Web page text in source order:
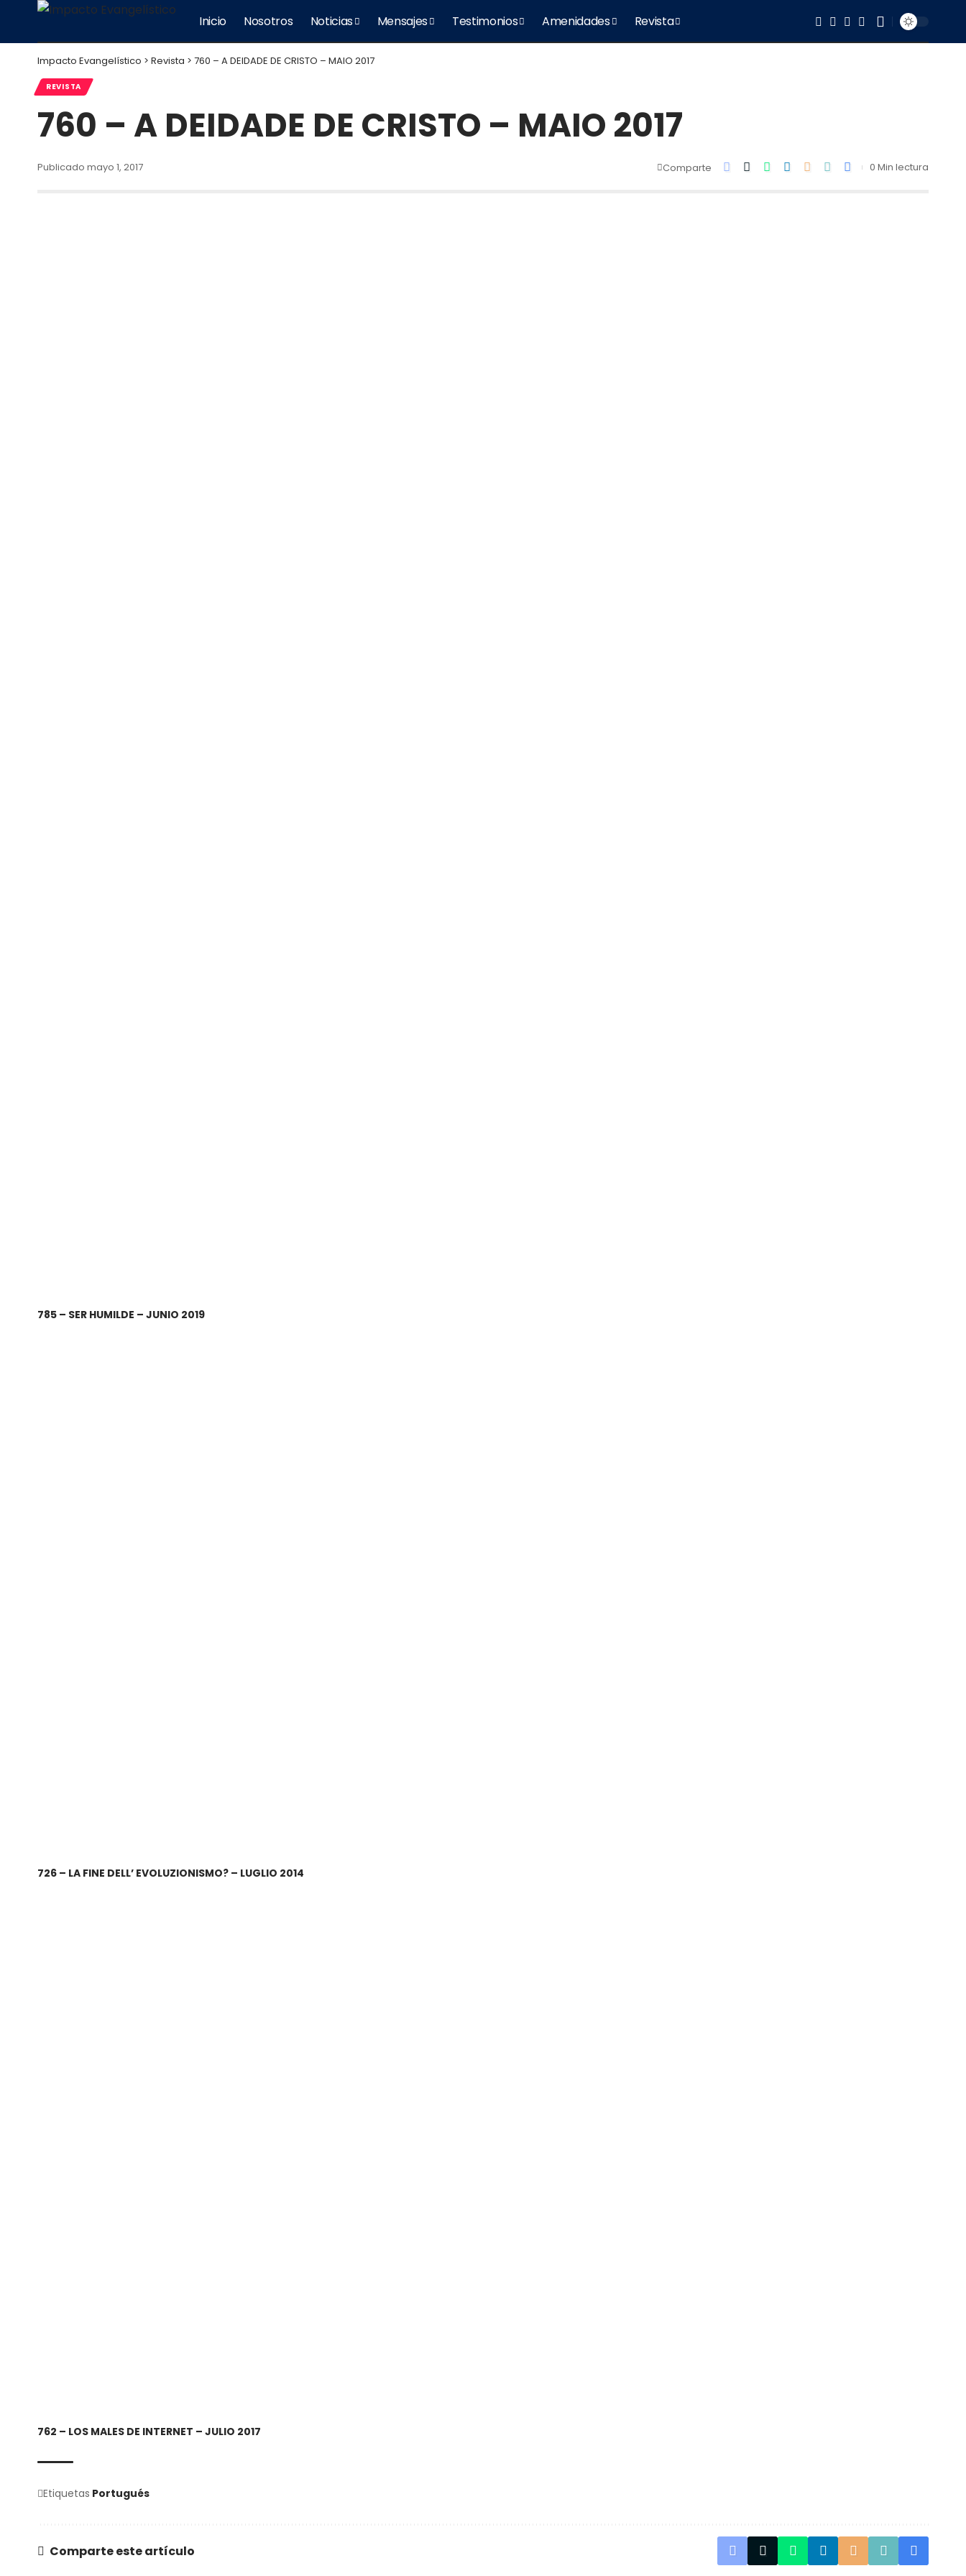
Inicio Nosotros Noticias Mensajes Testimonios Amenidades Revista
Impacto Evangelístico > Revista > 760 – A DEIDADE DE CRISTO – MAIO 2017
REVISTA
760 – A DEIDADE DE CRISTO – MAIO 2017
Publicado mayo 1, 2017 Comparte 0 Min lectura
785 – SER HUMILDE – JUNIO 2019
726 – LA FINE DELL’ EVOLUZIONISMO? – LUGLIO 2014
762 – LOS MALES DE INTERNET – JULIO 2017
Etiquetas Portugués
Comparte este artículo